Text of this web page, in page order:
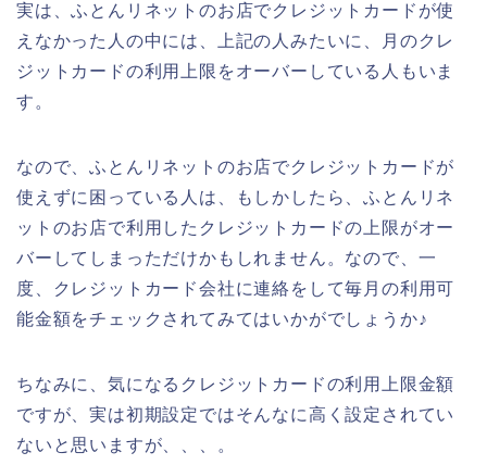
実は、ふとんリネットのお店でクレジットカードが使
えなかった人の中には、上記の人みたいに、月のクレ
ジットカードの利用上限をオーバーしている人もいま
す。
なので、ふとんリネットのお店でクレジットカードが
使えずに困っている人は、もしかしたら、ふとんリネ
ットのお店で利用したクレジットカードの上限がオー
バーしてしまっただけかもしれません。なので、一
度、クレジットカード会社に連絡をして毎月の利用可
能金額をチェックされてみてはいかがでしょうか♪
ちなみに、気になるクレジットカードの利用上限金額
ですが、実は初期設定ではそんなに高く設定されてい
ないと思いますが、、、。